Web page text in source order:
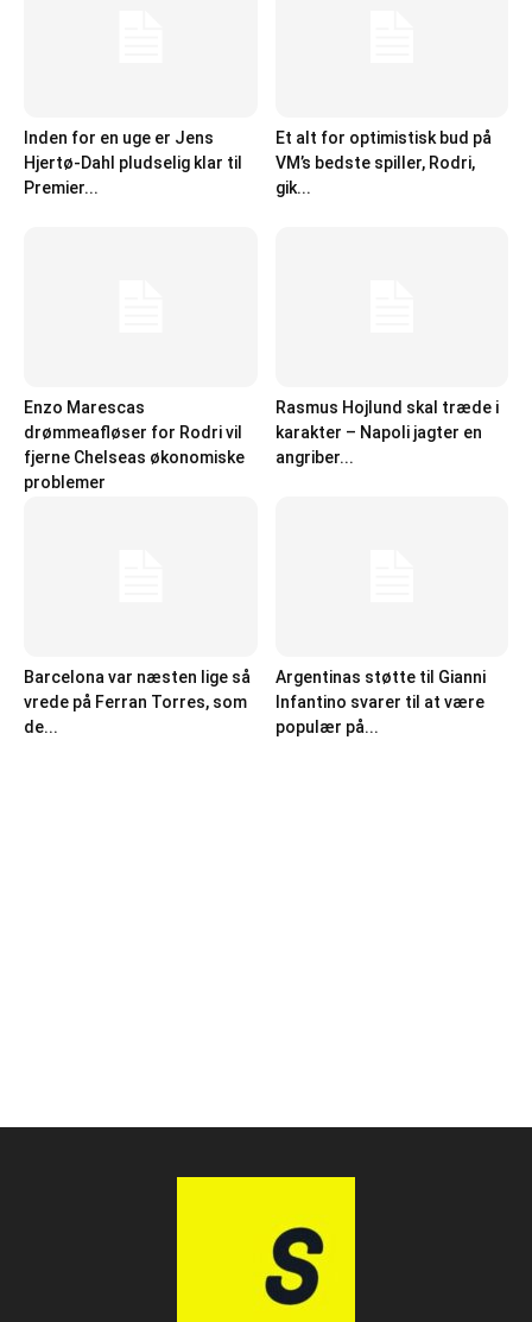
Inden for en uge er Jens
Hjertø-Dahl pludselig klar til
Premier...
Et alt for optimistisk bud på
VM’s bedste spiller, Rodri,
gik...
Enzo Marescas
drømmeafløser for Rodri vil
fjerne Chelseas økonomiske
problemer
Rasmus Hojlund skal træde i
karakter – Napoli jagter en
angriber...
Barcelona var næsten lige så
vrede på Ferran Torres, som
de...
Argentinas støtte til Gianni
Infantino svarer til at være
populær på...